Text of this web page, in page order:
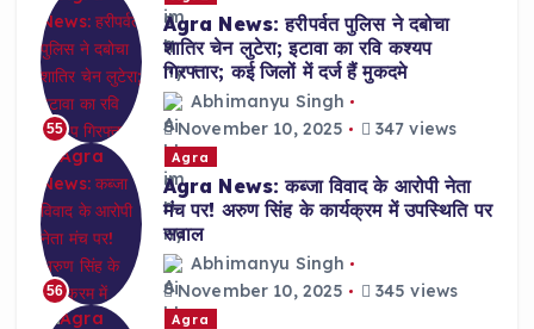
55
Agra News: हरीपर्वत पुलिस ने दबोचा
शातिर चेन लुटेरा; इटावा का रवि कश्यप
गिरफ्तार; कई जिलों में दर्ज हैं मुकदमे
Abhimanyu Singh
November 10, 2025
347 views
56
Agra
Agra News: कब्जा विवाद के आरोपी नेता
मंच पर! अरुण सिंह के कार्यक्रम में उपस्थिति पर
सवाल
Abhimanyu Singh
November 10, 2025
345 views
Agra